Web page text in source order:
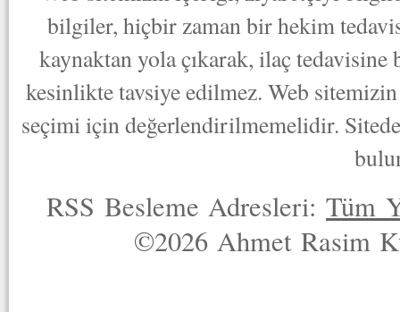
bilgiler, hiçbir zaman bir hekim
kaynaktan yola çıkarak, ilaç
kesinlikte tavsiye edilmez. Web
seçimi için değerlendirilmemelidir.
RSS Besleme Adresleri:Tüm
©2026 Ahmet Rasim